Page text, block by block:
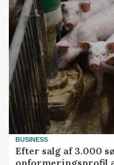
BUSINESS
Efter salg af 3.000
opformeringsprofil